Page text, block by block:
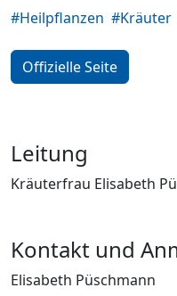
#Heilpflanzen #Kräuter
Offizielle Seite
Leitung
Kräuterfrau Elisabeth
Kontakt und
Elisabeth Püschmann